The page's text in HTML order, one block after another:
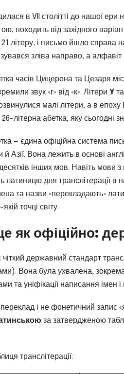
в VII столітті до нашої ери
походить від західного
літеру, і письмо йшло справа
зліва направо, а
часів Цицерона та Цезаря
звук «г» від «к». Літери Y та
малі літери, а в
літерна абетка, яку сьогодні
— єдина офіційна система
Азії. Вона лежить в основі
десятків інших мов. Навіть
для транслітерації в
та назви «перекладають»
точці світу.
як офіційно:
чіткий державний стандарт
Вона була ухвалена,
та уніфікації написання імен
і не фонетичний запис
за затвердженою
транслітерації: